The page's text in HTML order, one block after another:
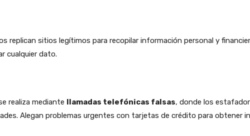
replican sitios legítimos para recopilar información personal y
cualquier dato.
realiza mediante llamadas telefónicas falsas, donde los
Alegan problemas urgentes con tarjetas de crédito para obtener